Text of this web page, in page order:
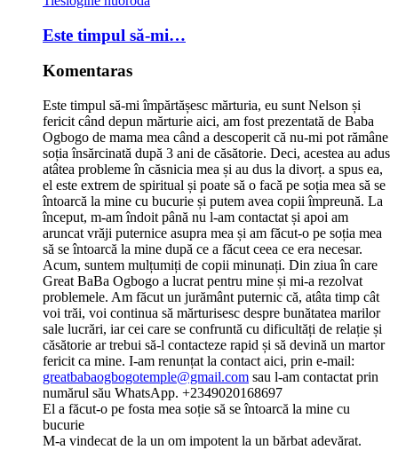
Este timpul să-mi…
Komentaras
Este timpul să-mi împărtășesc mărturia, eu sunt Nelson și
fericit când depun mărturie aici, am fost prezentată de Baba
Ogbogo de mama mea când a descoperit că nu-mi pot rămâne
soția însărcinată după 3 ani de căsătorie. Deci, acestea au adus
atâtea probleme în căsnicia mea și au dus la divorț. a spus ea,
el este extrem de spiritual și poate să o facă pe soția mea să se
întoarcă la mine cu bucurie și putem avea copii împreună. La
început, m-am îndoit până nu l-am contactat și apoi am
aruncat vrăji puternice asupra mea și am făcut-o pe soția mea
să se întoarcă la mine după ce a făcut ceea ce era necesar.
Acum, suntem mulțumiți de copii minunați. Din ziua în care
Great BaBa Ogbogo a lucrat pentru mine și mi-a rezolvat
problemele. Am făcut un jurământ puternic că, atâta timp cât
voi trăi, voi continua să mărturisesc despre bunătatea marilor
sale lucrări, iar cei care se confruntă cu dificultăți de relație și
căsătorie ar trebui să-l contacteze rapid și să devină un martor
fericit ca mine. I-am renunțat la contact aici, prin e-mail:
greatbabaogbogotemple@gmail.com sau l-am contactat prin
numărul său WhatsApp. +2349020168697
El a făcut-o pe fosta mea soție să se întoarcă la mine cu
bucurie
M-a vindecat de la un om impotent la un bărbat adevărat.